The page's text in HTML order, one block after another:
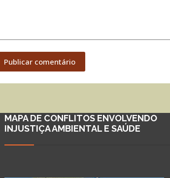
Publicar comentário
MAPA DE CONFLITOS ENVOLVENDO
INJUSTIÇA AMBIENTAL E SAÚDE